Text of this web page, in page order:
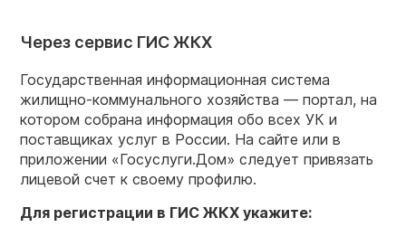
Через сервис ГИС ЖКХ
Государственная информационная система
жилищно-коммунального хозяйства — портал, на
котором собрана информация обо всех УК и
поставщиках услуг в России. На сайте или в
приложении «Госуслуги.Дом» следует привязать
лицевой счет к своему профилю.
Для регистрации в ГИС ЖКХ укажите: